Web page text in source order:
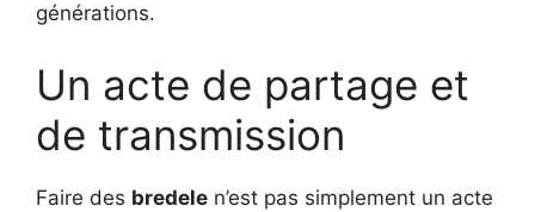
générations.
Un acte de partage et
de transmission
Faire des bredele n’est pas simplement un acte